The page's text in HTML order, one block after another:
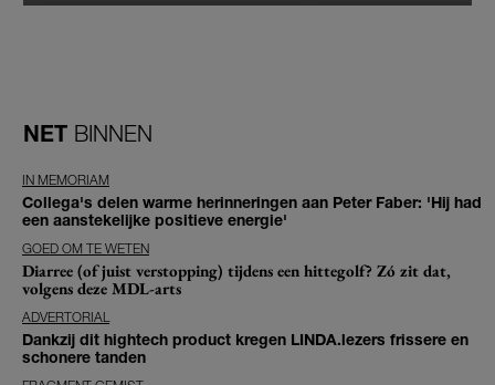
NET BINNEN
IN MEMORIAM
Collega's delen warme herinneringen aan Peter Faber: 'Hij had
een aanstekelijke positieve energie'
GOED OM TE WETEN
Diarree (of juist verstopping) tijdens een hittegolf? Zó zit dat,
volgens deze MDL-arts
ADVERTORIAL
Dankzij dit hightech product kregen LINDA.lezers frissere en
schonere tanden